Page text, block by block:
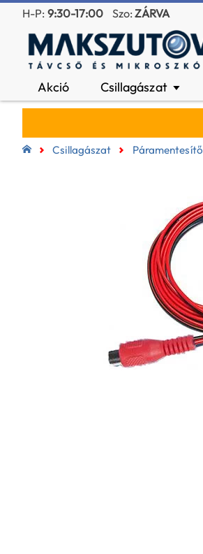
H-P: 9:30-17:00 Szo:ZÁRVA
Akció Csillagászat ▼
Csillagászat Páramentesítő